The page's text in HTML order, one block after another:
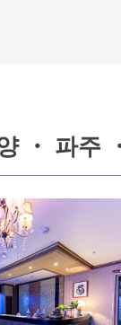
・ 파주